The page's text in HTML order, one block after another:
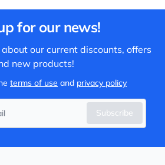
for our news!
our current discounts, offers
new products!
terms of use and privacy policy
Subscribe